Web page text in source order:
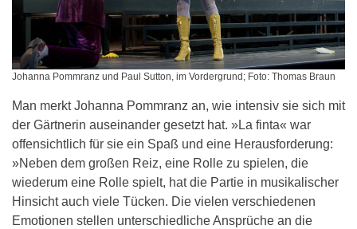
Johanna Pommranz und Paul Sutton, im Vordergrund; Foto: Thomas Braun
Man merkt Johanna Pommranz an, wie intensiv sie sich mit
der Gärtnerin auseinander gesetzt hat. »La finta« war
offensichtlich für sie ein Spaß und eine Herausforderung:
»Neben dem großen Reiz, eine Rolle zu spielen, die
wiederum eine Rolle spielt, hat die Partie in musikalischer
Hinsicht auch viele Tücken. Die vielen verschiedenen
Emotionen stellen unterschiedliche Ansprüche an die